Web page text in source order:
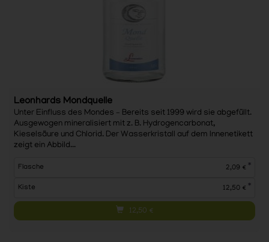
Leonhards Mondquelle
Unter Einfluss des Mondes – Bereits seit 1999 wird sie abgefüllt.
Ausgewogen mineralisiert mit z. B. Hydrogencarbonat,
Kieselsäure und Chlorid. Der Wasserkristall auf dem Innenetikett
zeigt ein Abbild...
Flasche 2,09 € *
Kiste 12,50 € *
12,50 €